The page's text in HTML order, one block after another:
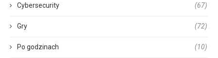
Cybersecurity (67)
Gry (72)
Po godzinach (10)